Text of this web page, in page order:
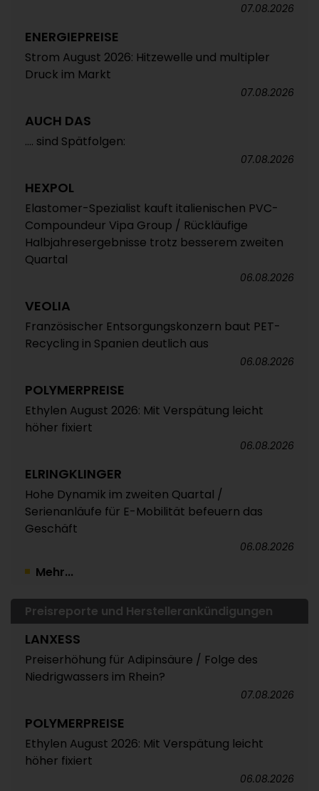
07.08.2026
ENERGIEPREISE
Strom August 2026: Hitzewelle und multipler
Druck im Markt
07.08.2026
AUCH DAS
.... sind Spätfolgen:
07.08.2026
HEXPOL
Elastomer-Spezialist kauft italienischen PVC-
Compoundeur Vipa Group / Rückläufige
Halbjahresergebnisse trotz besserem zweiten
Quartal
06.08.2026
VEOLIA
Französischer Entsorgungskonzern baut PET-
Recycling in Spanien deutlich aus
06.08.2026
POLYMERPREISE
Ethylen August 2026: Mit Verspätung leicht
höher fixiert
06.08.2026
ELRINGKLINGER
Hohe Dynamik im zweiten Quartal /
Serienanläufe für E-Mobilität befeuern das
Geschäft
06.08.2026
Mehr...
Preisreporte und Herstellerankündigungen
LANXESS
Preiserhöhung für Adipinsäure / Folge des
Niedrigwassers im Rhein?
07.08.2026
POLYMERPREISE
Ethylen August 2026: Mit Verspätung leicht
höher fixiert
06.08.2026